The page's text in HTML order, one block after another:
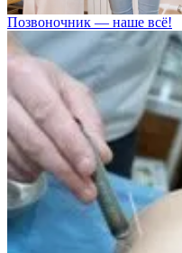
Позвоночник — наше всё!